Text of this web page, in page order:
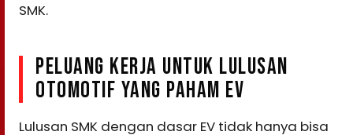
SMK.
PELUANG KERJA UNTUK LULUSAN
OTOMOTIF YANG PAHAM EV
Lulusan SMK dengan dasar EV tidak hanya bisa